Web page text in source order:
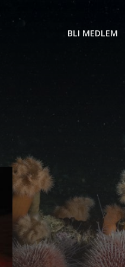
BLI MEDLEM